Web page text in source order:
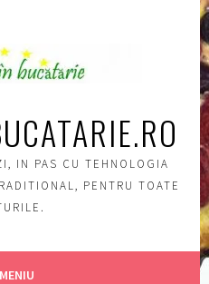
IN PAS CU TEHNOLOGIA
PENTRU TOATE
MENIU